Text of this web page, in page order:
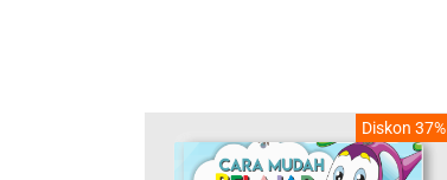
Diskon 37%